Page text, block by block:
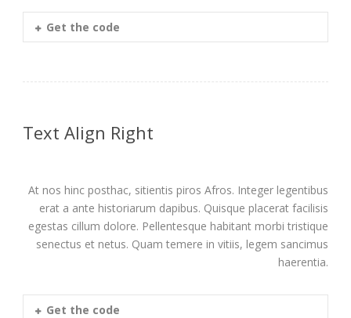
Get the code
Text Align Right
At nos hinc posthac, sitientis piros Afros. Integer legentibus
erat a ante historiarum dapibus. Quisque placerat facilisis
egestas cillum dolore. Pellentesque habitant morbi tristique
senectus et netus. Quam temere in vitiis, legem sancimus
haerentia.
Get the code